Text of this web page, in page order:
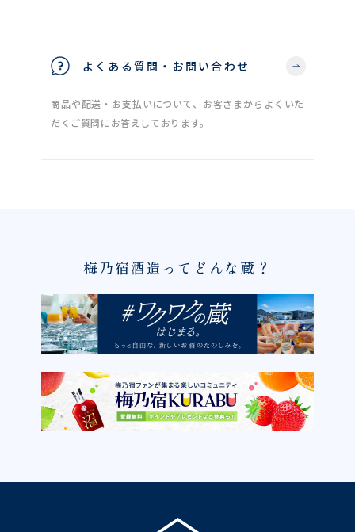
よくある質問・お問い合わせ
商品や配送・お支払いについて、お客さまからよくいた
だくご質問にお答えしております。
梅乃宿酒造ってどんな蔵？